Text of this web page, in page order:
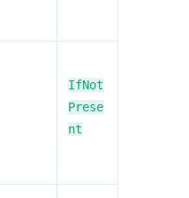
IfNot
Prese
nt